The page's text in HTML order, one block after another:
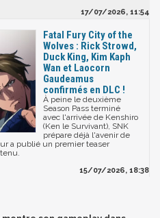
17/07/2026, 11:54
Fatal Fury City of the
Wolves : Rick Strowd,
Duck King, Kim Kaph
Wan et Laocorn
Gaudeamus
confirmés en DLC !
À peine le deuxième
Season Pass terminé
avec l'arrivée de Kenshiro
(Ken le Survivant), SNK
prépare déjà l'avenir de
a publié un premier teaser
15/07/2026, 18:38